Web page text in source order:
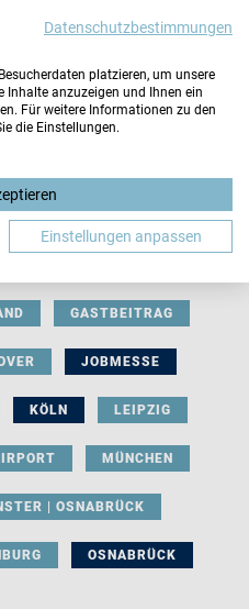
BEWERBUNG
GASTBEITRAG
JOBMESSE
KÖLN LEIPZIG
MÜNCHEN
| OSNABRÜCK
OSNABRÜCK
Datenschutzbestimmungen
platzieren, um unsere
Inhalte anzuzeigen und Ihnen ein
Für weitere Informationen zu den
die Einstellungen.
Einstellungen anpassen